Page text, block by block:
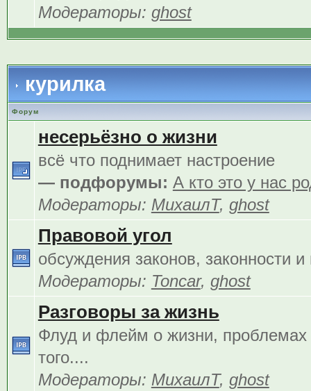
Модераторы: ghost
курилка
Форум
несерьёзно о жизни
всё что поднимает настроение
— подфорумы: А кто это у нас
Модераторы: МихаилТ, ghost
Правовой угол
обсуждения законов, законности и
Модераторы: Toncar, ghost
Разговоры за жизнь
Флуд и флейм о жизни, проблемах
того....
Модераторы: МихаилТ, ghost